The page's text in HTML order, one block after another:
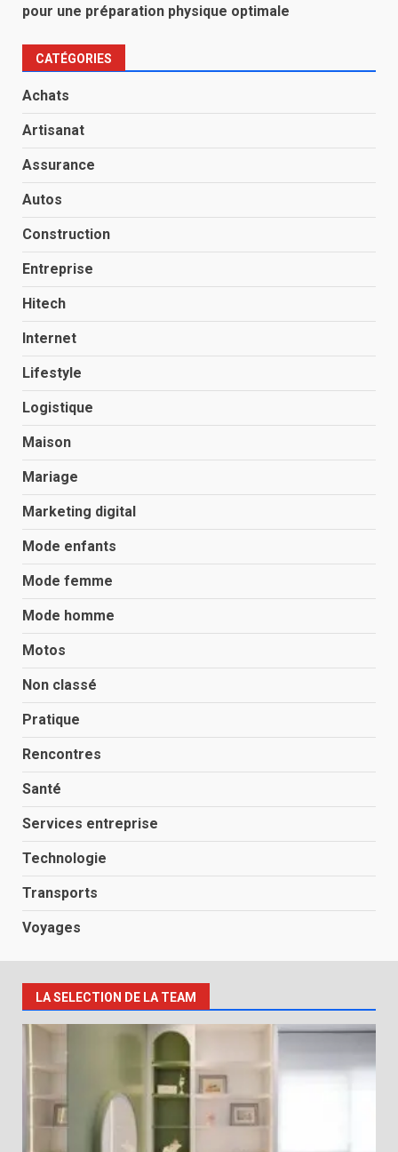
pour une préparation physique optimale
CATÉGORIES
Achats
Artisanat
Assurance
Autos
Construction
Entreprise
Hitech
Internet
Lifestyle
Logistique
Maison
Mariage
Marketing digital
Mode enfants
Mode femme
Mode homme
Motos
Non classé
Pratique
Rencontres
Santé
Services entreprise
Technologie
Transports
Voyages
LA SELECTION DE LA TEAM